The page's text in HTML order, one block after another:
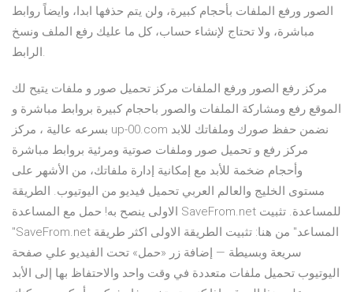
الصور ورفع الملفات بأحجام كبيرة، ولن يتم حذفها ابدا، وايضاً روابط
مباشرة، ولا تحتاج لإنشاء حساب، كل ما عليك رفع الملف ونسخ
الرابط.
مركز رفع الصور ورفع الملفات مركز تحميل صور و ملفات يتيح لك
الموقع رفع ومشاركة الملفات والصور باحجام كبيرة بروابط مباشرة و
بسرعه عالية ، مركز up-00.com نضمن حفظ صورك وملفاتك للابد
مركز رفع و تحميل صور وملفات صوتية ومرئية بروابط مباشرة
وأحجام ضخمة للأبد مع إمكانية إدارة ملفاتك، من الأشهر على
مستوى الخليج والعالم العربي تحميل فيديو من اليوتيوب. الطريقة
الاولى ينصح به! حمل مع المساعدة SaveFrom.net للمساعدة. تثبيت
"SaveFrom.net المساعد" من هنا: تثبيت الطريقة الاولى اكثر طريقة
سريعة وبسيطة — إضافة زر «حمل» تحت الفيديو علي صفحة
اليوتيوب تحميل ملفات متعددة في وقت واحد والاحتفاظ بها إلى الأبد